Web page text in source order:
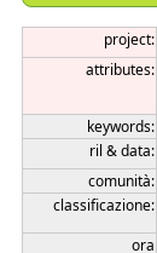
project:
attributes:
keywords:
ril & data:
comunità:
classificazione:
ora